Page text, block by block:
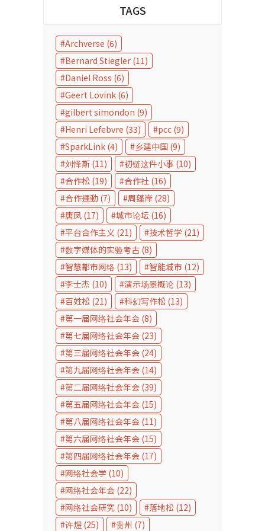
TAGS
Archverse (6)
Bernard Stiegler (11)
Daniel Ross (6)
Geert Lovink (6)
gilbert simondon (9)
Henri Lefebvre (33) pcc (9)
SparkLink (4) 乡建中国 (9)
刘怿斯 (11) 初链这件小事 (10)
合作松 (19) 合作社 (16)
合作運動 (7) 周蓬岸 (28)
唐凤 (17) 城市论坛 (16)
平台合作主义 (21) 技术哲学 (21)
数字媒体的实验考古 (8)
智慧都市网络 (13) 智能城市 (12)
李士杰 (10) 演示场景概论 (13)
百姓松 (21) 科幻写作松 (13)
第一届网络社会年会 (8)
第七届网络社会年会 (23)
第三届网络社会年会 (24)
第九届网络社会年会 (14)
第二届网络社会年会 (39)
第五届网络社会年会 (15)
第八届网络社会年会 (11)
第六届网络社会年会 (15)
第四届网络社会年会 (17)
网络社会学 (10)
网络社会年会 (22)
网络社会研究 (10) 落地松 (12)
许煜 (25) 贵州 (7)